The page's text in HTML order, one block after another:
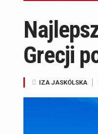
Grecji
IZA JASKÓLSKA